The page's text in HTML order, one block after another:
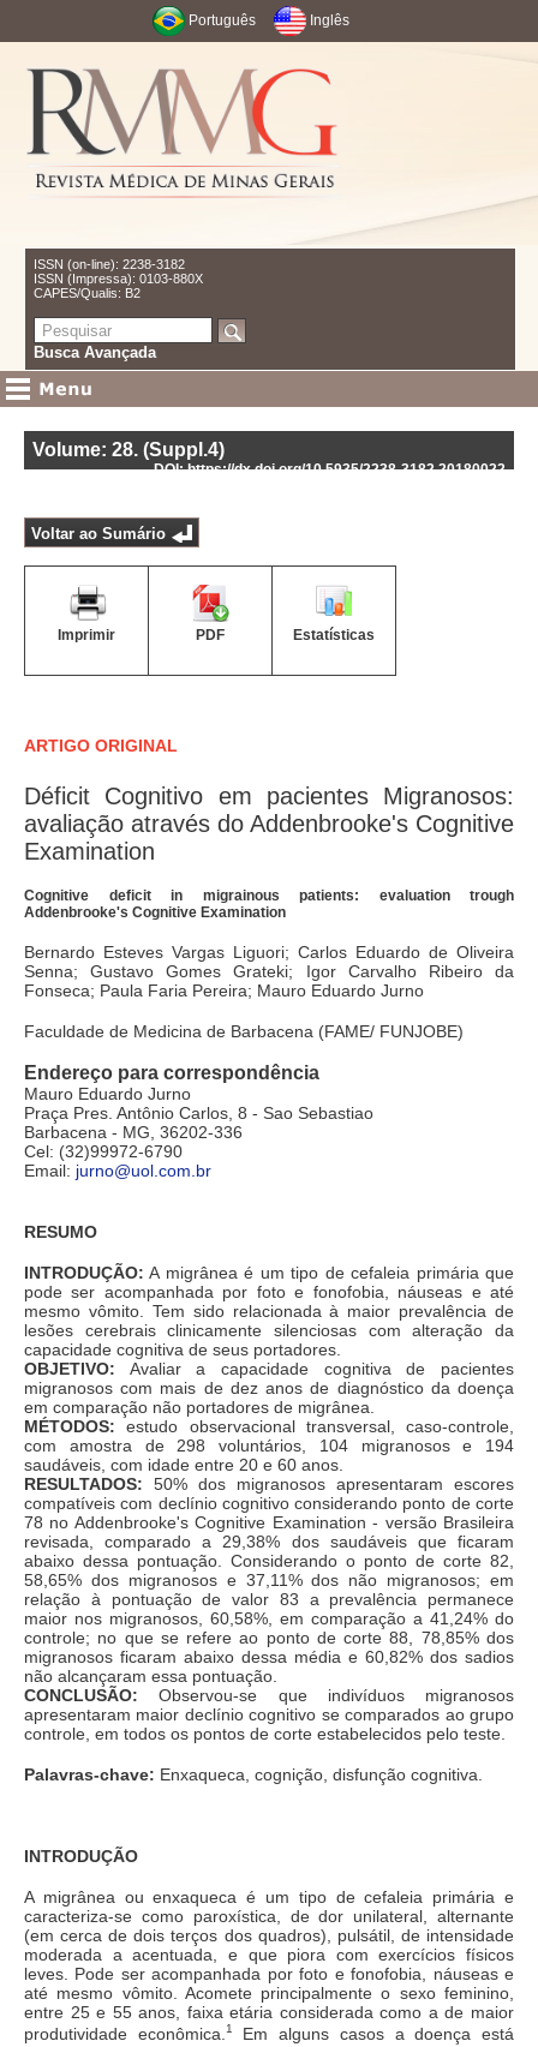
Português Inglês
ISSN (on-line): 2238-3182
ISSN (Impressa): 0103-880X
CAPES/Qualis: B2
Busca Avançada
Volume: 28. (Suppl.4)
DOI: https://dx.doi.org/10.5935/2238-3182.20180022
Voltar ao Sumário
Imprimir PDF Estatísticas
ARTIGO ORIGINAL
Déficit Cognitivo em pacientes Migranosos:
avaliação através do Addenbrooke's Cognitive
Examination
Cognitive deficit in migrainous patients: evaluation trough
Addenbrooke's Cognitive Examination
Bernardo Esteves Vargas Liguori; Carlos Eduardo de Oliveira
Senna; Gustavo Gomes Grateki; Igor Carvalho Ribeiro da
Fonseca; Paula Faria Pereira; Mauro Eduardo Jurno
Faculdade de Medicina de Barbacena (FAME/ FUNJOBE)
Endereço para correspondência
Mauro Eduardo Jurno
Praça Pres. Antônio Carlos, 8 - Sao Sebastiao
Barbacena - MG, 36202-336
Cel: (32)99972-6790
Email: jurno@uol.com.br
RESUMO
INTRODUÇÃO: A migrânea é um tipo de cefaleia primária que
pode ser acompanhada por foto e fonofobia, náuseas e até
mesmo vômito. Tem sido relacionada à maior prevalência de
lesões cerebrais clinicamente silenciosas com alteração da
capacidade cognitiva de seus portadores.
OBJETIVO: Avaliar a capacidade cognitiva de pacientes
migranosos com mais de dez anos de diagnóstico da doença
em comparação não portadores de migrânea.
MÉTODOS: estudo observacional transversal, caso-controle,
com amostra de 298 voluntários, 104 migranosos e 194
saudáveis, com idade entre 20 e 60 anos.
RESULTADOS: 50% dos migranosos apresentaram escores
compatíveis com declínio cognitivo considerando ponto de corte
78 no Addenbrooke's Cognitive Examination - versão Brasileira
revisada, comparado a 29,38% dos saudáveis que ficaram
abaixo dessa pontuação. Considerando o ponto de corte 82,
58,65% dos migranosos e 37,11% dos não migranosos; em
relação à pontuação de valor 83 a prevalência permanece
maior nos migranosos, 60,58%, em comparação a 41,24% do
controle; no que se refere ao ponto de corte 88, 78,85% dos
migranosos ficaram abaixo dessa média e 60,82% dos sadios
não alcançaram essa pontuação.
CONCLUSÃO: Observou-se que indivíduos migranosos
apresentaram maior declínio cognitivo se comparados ao grupo
controle, em todos os pontos de corte estabelecidos pelo teste.
Palavras-chave: Enxaqueca, cognição, disfunção cognitiva.
INTRODUÇÃO
A migrânea ou enxaqueca é um tipo de cefaleia primária e
caracteriza-se como paroxística, de dor unilateral, alternante
(em cerca de dois terços dos quadros), pulsátil, de intensidade
moderada a acentuada, e que piora com exercícios físicos
leves. Pode ser acompanhada por foto e fonofobia, náuseas e
até mesmo vômito. Acomete principalmente o sexo feminino,
entre 25 e 55 anos, faixa etária considerada como a de maior
produtividade econômica. 1
Em alguns casos a doença está